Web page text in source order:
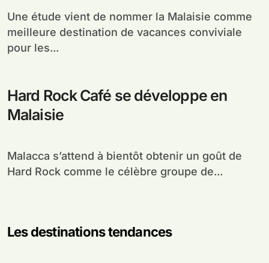
Une étude vient de nommer la Malaisie comme
meilleure destination de vacances conviviale
pour les...
Hard Rock Café se développe en
Malaisie
Malacca s’attend à bientôt obtenir un goût de
Hard Rock comme le célèbre groupe de...
Les destinations tendances